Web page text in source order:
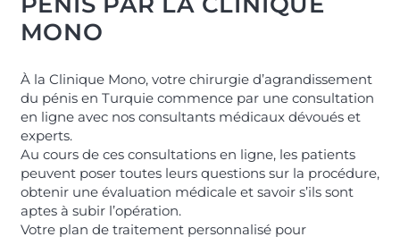
MONO
À la Clinique Mono, votre chirurgie d’agrandissement
du pénis en Turquie commence par une consultation
en ligne avec nos consultants médicaux dévoués et
experts.
Au cours de ces consultations en ligne, les patients
peuvent poser toutes leurs questions sur la procédure,
obtenir une évaluation médicale et savoir s’ils sont
aptes à subir l’opération.
Votre plan de traitement personnalisé pour